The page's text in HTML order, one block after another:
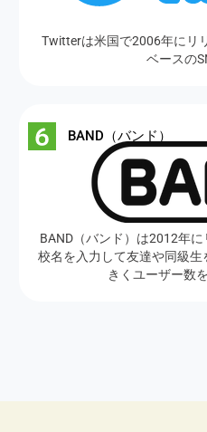
Twitterは米国で2006年にリ
ベースの
BAND（バンド）
BAND（バンド）は2012年
校名を入力して友達や同級
きくユーザー数